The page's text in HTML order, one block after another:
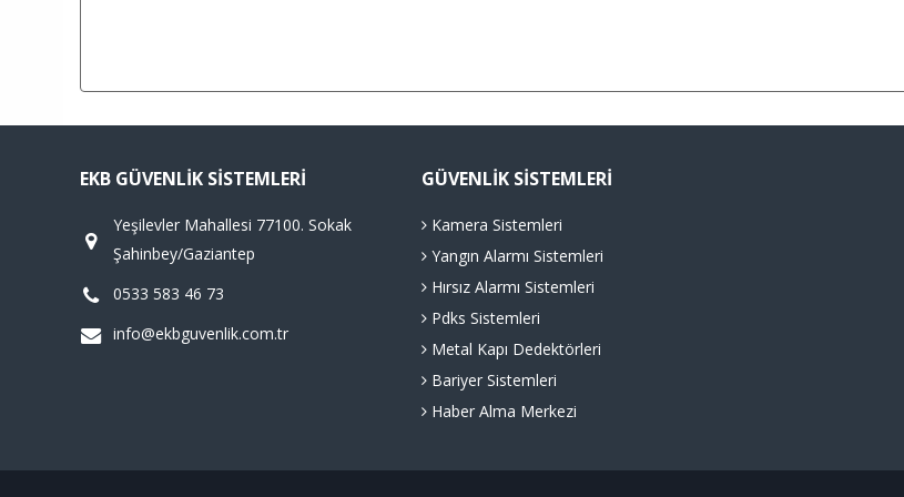
EKB GÜVENLIK SISTEMLERI
Yeşilevler Mahallesi 77100. Sokak
Şahinbey/Gaziantep
0533 583 46 73
info@ekbguvenlik.com.tr
GÜVENLIK SISTEMLERI
Kamera Sistemleri
Yangın Alarmı Sistemleri
Hırsız Alarmı Sistemleri
Pdks Sistemleri
Metal Kapı Dedektörleri
Bariyer Sistemleri
Haber Alma Merkezi